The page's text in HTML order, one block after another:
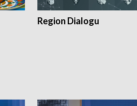
Region Dialogu